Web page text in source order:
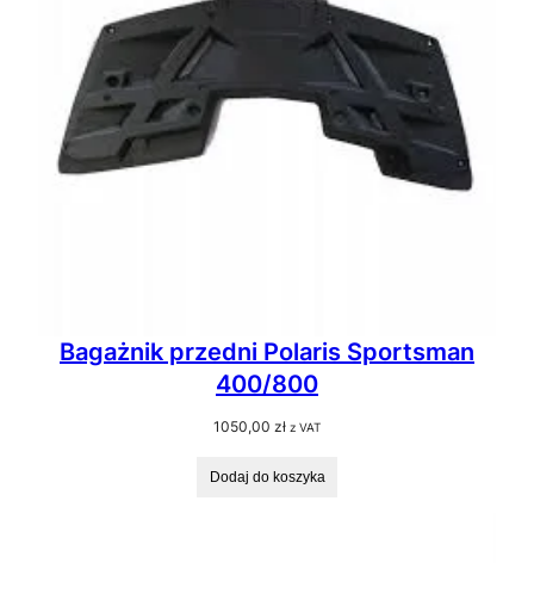
Bagażnik przedni Polaris Sportsman
400/800
1050,00 zł z VAT
Dodaj do koszyka